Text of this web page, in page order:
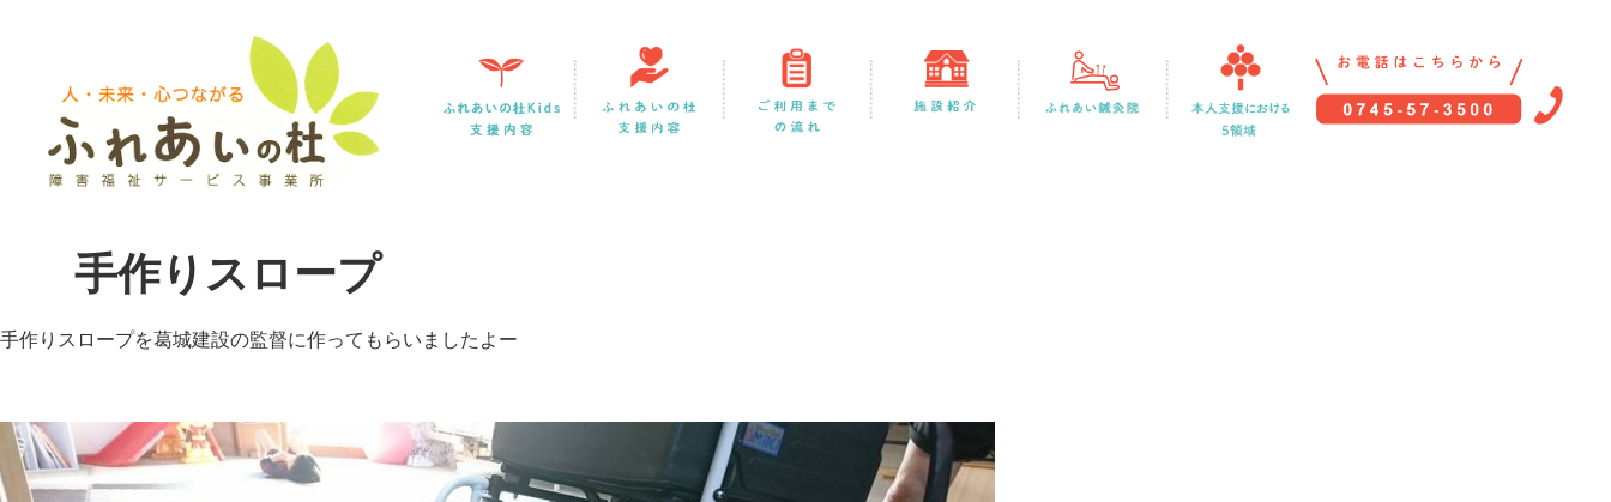
手作りスロープ
手作りスロープを葛城建設の監督に作ってもらいましたよー